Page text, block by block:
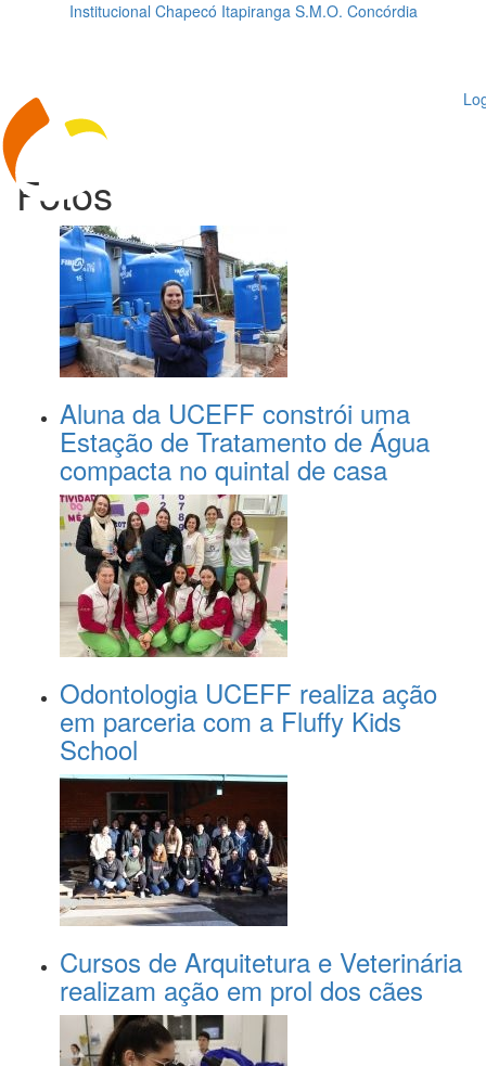
Institucional Chapecó Itapiranga S.M.O. Concórdia
Fotos
Aluna da UCEFF constrói uma
Estação de Tratamento de Água
compacta no quintal de casa
Odontologia UCEFF realiza ação
em parceria com a Fluffy Kids
School
Cursos de Arquitetura e Veterinária
realizam ação em prol dos cães